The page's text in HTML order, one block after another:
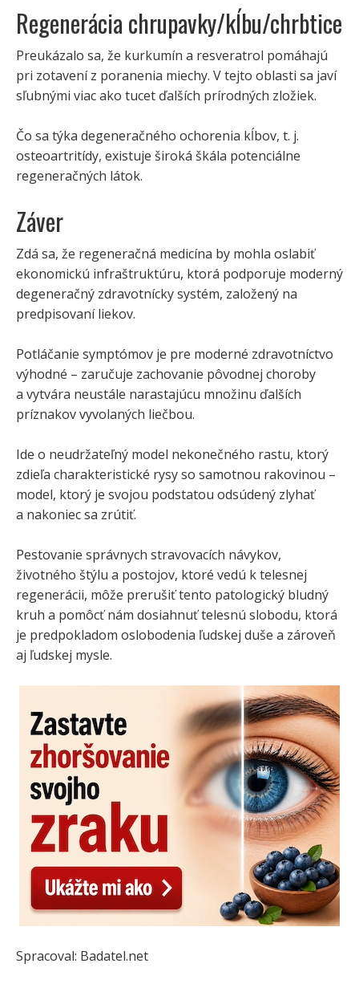
Regenerácia chrupavky/kĺbu/chrbtice
Preukázalo sa, že kurkumín a resveratrol pomáhajú
pri zotavení z poranenia miechy. V tejto oblasti sa javí
sľubnými viac ako tucet ďalších prírodných zložiek.
Čo sa týka degeneračného ochorenia kĺbov, t. j.
osteoartritídy, existuje široká škála potenciálne
regeneračných látok.
Záver
Zdá sa, že regeneračná medicína by mohla oslabiť
ekonomickú infraštruktúru, ktorá podporuje moderný
degeneračný zdravotnícky systém, založený na
predpisovaní liekov.
Potláčanie symptómov je pre moderné zdravotníctvo
výhodné – zaručuje zachovanie pôvodnej choroby
a vytvára neustále narastajúcu množinu ďalších
príznakov vyvolaných liečbou.
Ide o neudržateľný model nekonečného rastu, ktorý
zdieľa charakteristické rysy so samotnou rakovinou –
model, ktorý je svojou podstatou odsúdený zlyhať
a nakoniec sa zrútiť.
Pestovanie správnych stravovacích návykov,
životného štýlu a postojov, ktoré vedú k telesnej
regenerácii, môže prerušiť tento patologický bludný
kruh a pomôcť nám dosiahnuť telesnú slobodu, ktorá
je predpokladom oslobodenia ľudskej duše a zároveň
aj ľudskej mysle.
Spracoval: Badatel.net